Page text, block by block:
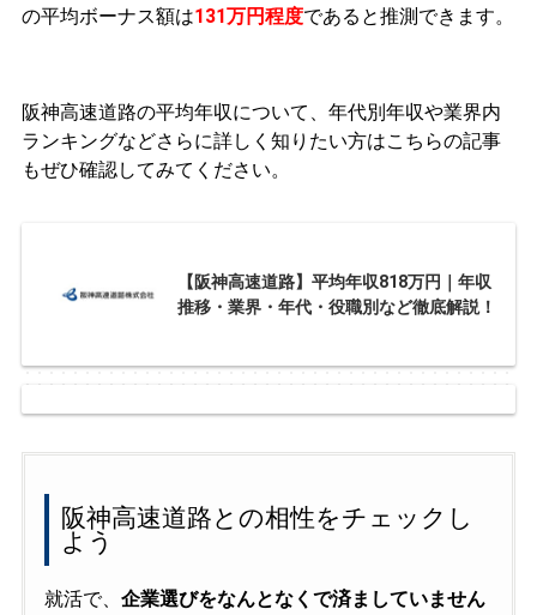
の平均ボーナス額は131万円程度であると推測できます。
阪神高速道路の平均年収について、年代別年収や業界内
ランキングなどさらに詳しく知りたい方はこちらの記事
もぜひ確認してみてください。
【阪神高速道路】平均年収818万円｜年収
推移・業界・年代・役職別など徹底解説！
阪神高速道路との相性をチェックし
よう
就活で、 企業選びをなんとなくで済ましていません